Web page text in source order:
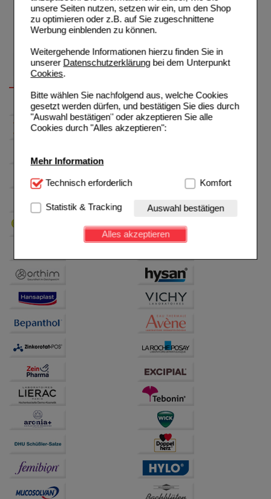
unsere Seiten nutzen, setzen wir ein, um den Shop
zu optimieren oder z.B. auf Sie zugeschnittene
Werbung einblenden zu können.
Weitergehende Informationen hierzu finden Sie in
unserer Datenschutzerklärungbei dem Unterpunkt
Cookies.
Bitte wählen Sie nachfolgend aus, welche Cookies
gesetzt werden dürfen, und bestätigen Sie dies durch
"Auswahl bestätigen" oder akzeptieren Sie alle
Cookies durch "Alles akzeptieren":
Mehr Information
Technisch Notwendig:Hierbei handelt es sich um
Website notwendig sind (z.B. Navigation, Warenkorb,
Kundenkonto), weshalb auf diese nicht verzichtet
werden kann.
Einkaufserlebnis noch ansprechender zu gestalten,
beispielsweise für die Wiedererkennung des
Besuchers oder unsere Seite an bevorzugte
Verhaltensweisen (z.B. Spracheinstellung)
anzupassen. Komfort-Cookies ermöglichen es uns
auch auf Ihre Bedürfnisse zugeschrittene Inhalte
anzuzeigen und unser Partnerprogramm zu
Informationen über die Art und Weise der Nutzung
unserer Website sammeln, mit deren Hilfe wir unsere
Website weiter für Sie optimieren können, den Inhalt
auf unserer Website aber auch die Werbung auf
Drittseiten möglichst relevant für Sie zu gestalten.
Bitte beachten Sie, dass Daten hierfür teilweise an
Dritte wie z.B. Google oder soziale Medien
übertragen werden.
Technisch erforderlich Komfort
Statistik & Tracking Auswahl bestätigen
Alles akzeptieren